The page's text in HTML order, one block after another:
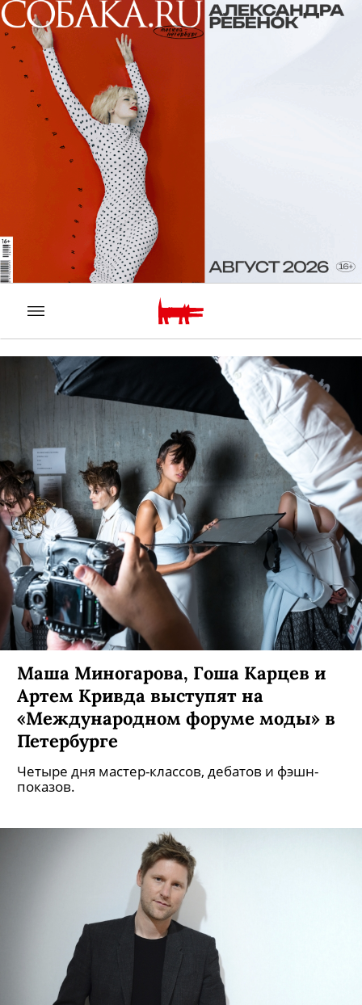
Маша Миногарова, Гоша Карцев и
Артем Кривда выступят на
«Международном форуме моды» в
Петербурге
Четыре дня мастер-классов, дебатов и фэшн-
показов.